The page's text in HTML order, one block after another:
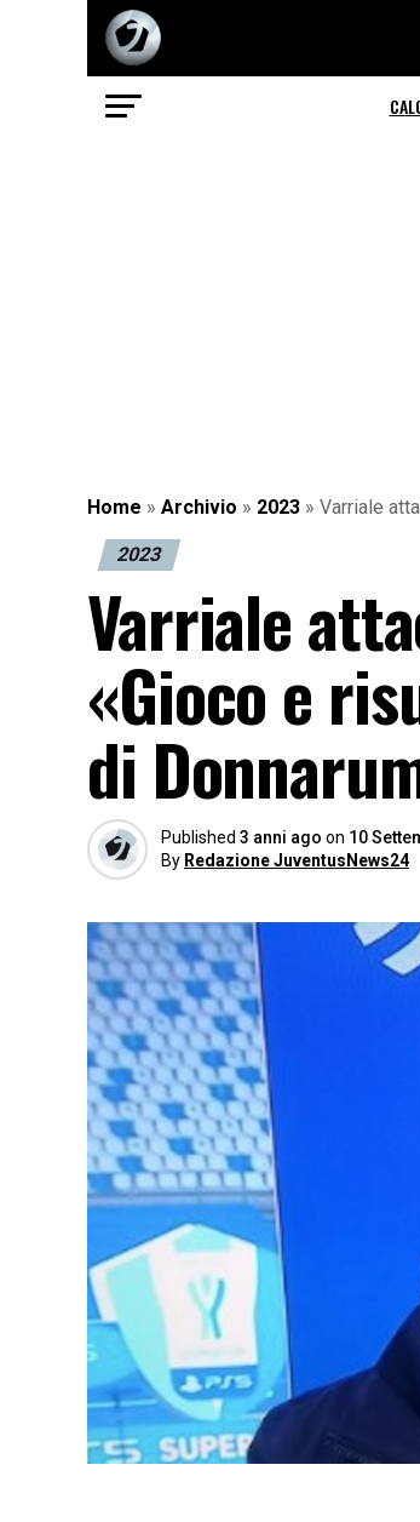
Home » Archivio » 2023 » Varriale
2023
Varriale
«Gioco e
di
Published 3 anni ago on 10
By Redazione JuventusNews24